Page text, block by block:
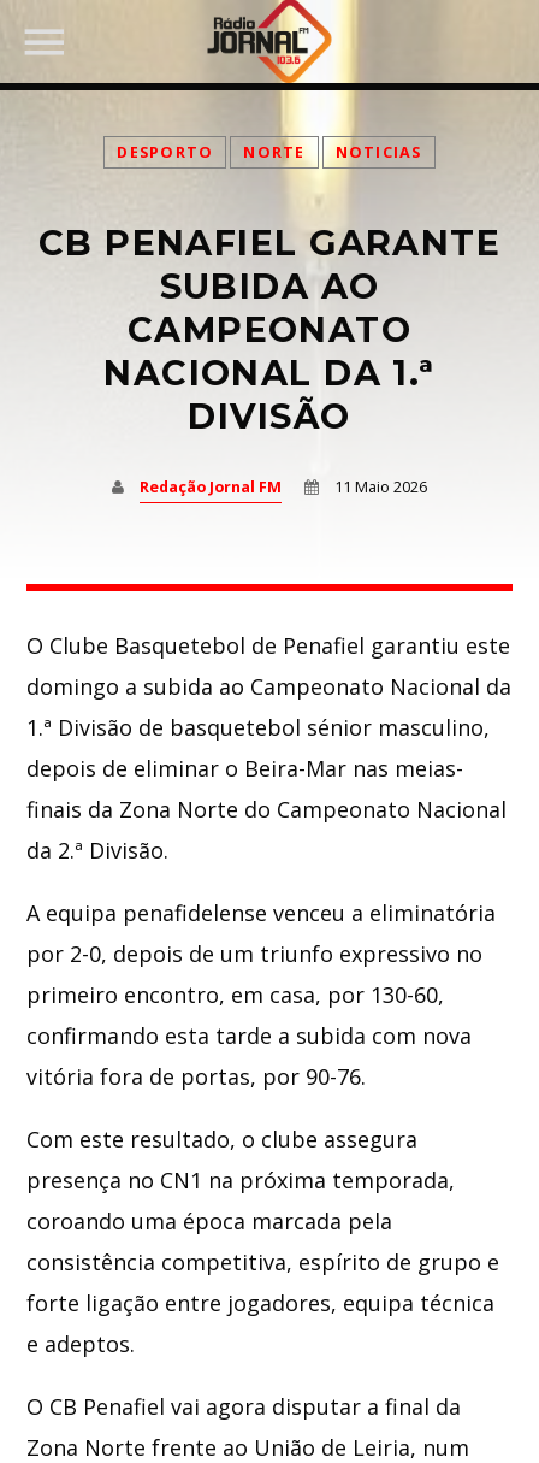
PARTILHAR:
Twitter
Whatsapp
DESPORTO NORTE NOTICIAS
CB PENAFIEL GARANTE
SUBIDA AO
CAMPEONATO
NACIONAL DA 1.ª
DIVISÃO
Redação Jornal FM 11 Maio 2026
O Clube Basquetebol de Penafiel garantiu este
domingo a subida ao Campeonato Nacional da
1.ª Divisão de basquetebol sénior masculino,
depois de eliminar o Beira-Mar nas meias-
finais da Zona Norte do Campeonato Nacional
da 2.ª Divisão.
A equipa penafidelense venceu a eliminatória
por 2-0, depois de um triunfo expressivo no
primeiro encontro, em casa, por 130-60,
confirmando esta tarde a subida com nova
vitória fora de portas, por 90-76.
Com este resultado, o clube assegura
presença no CN1 na próxima temporada,
coroando uma época marcada pela
consistência competitiva, espírito de grupo e
forte ligação entre jogadores, equipa técnica
e adeptos.
O CB Penafiel vai agora disputar a final da
Zona Norte frente ao União de Leiria, num